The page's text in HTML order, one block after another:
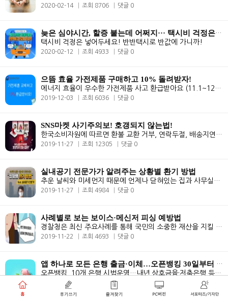
2020-02-14 조회 8706 댓글 0
늦은 심야시간, 할증 붙는데 어쩌지··· 택시비 걱정은 넣어두세요!
택시비 걱정은 넣어두세요! 반반택시로 반값에 가니까!
2020-02-12 조회 4933 댓글 0
으뜸 효율 가전제품 구매하고 10% 돌려받자!
에너지 효율이 우수한 가전제품 사고 환급받아요 (11.1~12.31)
2019-12-03 조회 6036 댓글 0
SNS마켓 사기주의보! 호갱되지 않는법!
한국소비자원에 따르면 환불 교환 거부, 연락두절, 배송지연 등 최근 3년간..
2019-11-27 조회 12305 댓글 0
실내공기 전문가가 알려주는 상황별 환기 방법
추운 날씨와 미세먼지 때문에 언제나 닫혀있는 집과 사무실의 창문. 그런데..
2019-11-27 조회 4984 댓글 0
사례별로 보는 보이스·메신저 피싱 예방법
경찰청은 최신 주요사례를 통해 국민의 소중한 재산을 지킬 수 있는 피해 ..
2019-11-22 조회 4693 댓글 0
앱 하나로 모든 은행 출금·이체…오픈뱅킹 30일부터 가동
오픈뱅킹, 10개 은행 시범운영…내년 상호금융·저축은행 등 제2금융권 확..
2019-11-15